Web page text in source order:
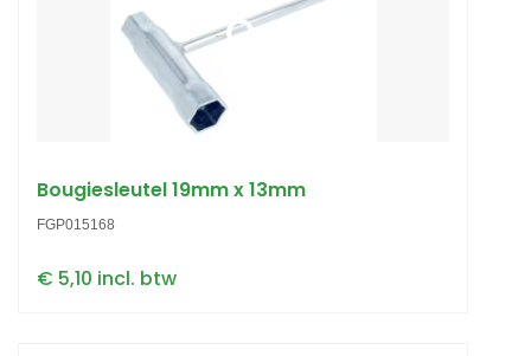
Bougiesleutel 19mm x 13mm
FGP015168
€ 5,10 incl. btw